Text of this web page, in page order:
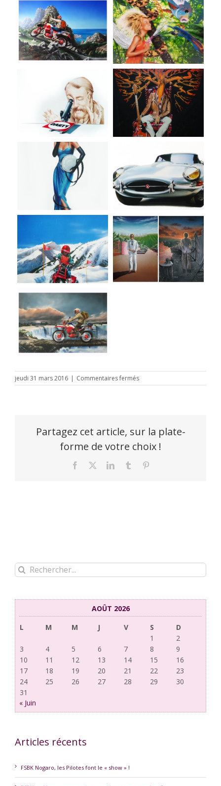
jeudi 31 mars 2016 | Commentaires ferméssur
Patrice
Partagez cet article, sur la plate-
forme de votre choix !
Facebook LinkedInTumblr
Rechercher:
AOÛT 2026
L
M M J V S
D
1
2
3
4 5 6 7 8
9
10
11 12 13 14 15
16
17
18 19 20 21 22
23
24
25 26 27 28 29
30
31
« Juin
Articles récents
FSBK Nogaro, les Pilotes font le « show » !